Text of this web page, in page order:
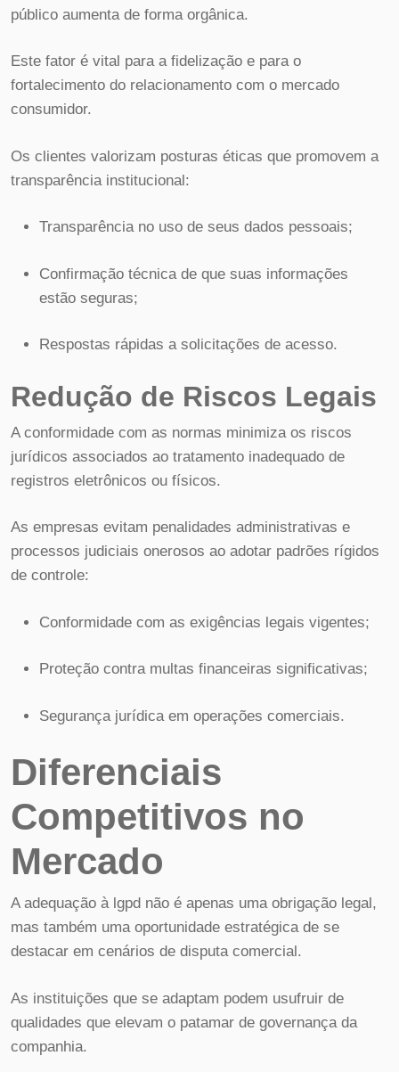
público aumenta de forma orgânica.
Este fator é vital para a fidelização e para o
fortalecimento do relacionamento com o mercado
consumidor.
Os clientes valorizam posturas éticas que promovem a
transparência institucional:
Transparência no uso de seus dados pessoais;
Confirmação técnica de que suas informações
estão seguras;
Respostas rápidas a solicitações de acesso.
Redução de Riscos Legais
A conformidade com as normas minimiza os riscos
jurídicos associados ao tratamento inadequado de
registros eletrônicos ou físicos.
As empresas evitam penalidades administrativas e
processos judiciais onerosos ao adotar padrões rígidos
de controle:
Conformidade com as exigências legais vigentes;
Proteção contra multas financeiras significativas;
Segurança jurídica em operações comerciais.
Diferenciais
Competitivos no
Mercado
A adequação à lgpd não é apenas uma obrigação legal,
mas também uma oportunidade estratégica de se
destacar em cenários de disputa comercial.
As instituições que se adaptam podem usufruir de
qualidades que elevam o patamar de governança da
companhia.